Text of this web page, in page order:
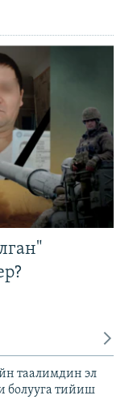
таалимдин эл
болууга тийиш